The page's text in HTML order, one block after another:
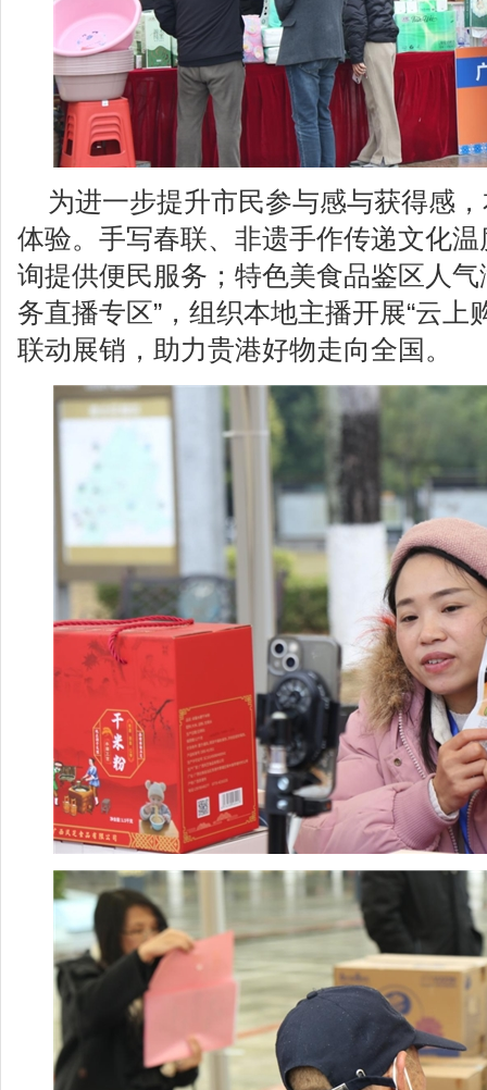
为进一步提升市民参与感与获得感
体验。手写春联、非遗手作传递文化
询提供便民服务；特色美食品鉴区人
务直播专区”，组织本地主播开展“云上
联动展销，助力贵港好物走向全国。